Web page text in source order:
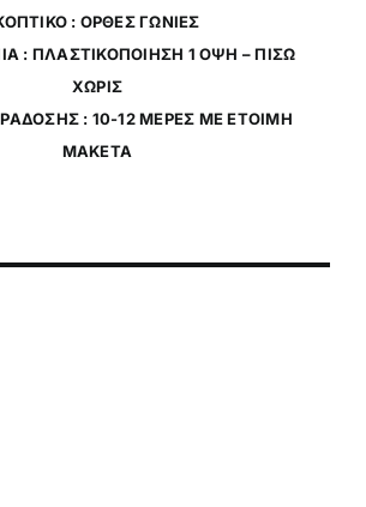
: ΟΡΘΕΣ ΓΩΝΙΕΣ
: ΠΛΑΣΤΙΚΟΠΟΙΗΣΗ 1 ΟΨΗ – ΠΙΣΩ
ΧΩΡΙΣ
: 10-12 ΜΕΡΕΣ ΜΕ ΕΤΟΙΜΗ
ΜΑΚΕΤΑ